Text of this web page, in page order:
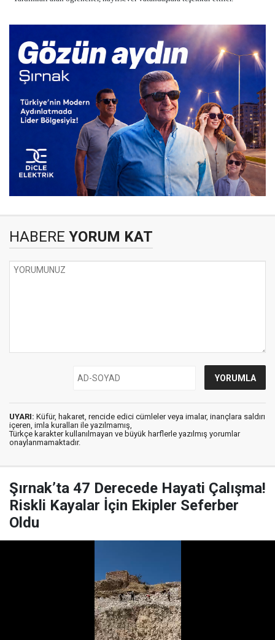
HABERE YORUM KAT
UYARI: Küfür, hakaret, rencide edici cümleler veya imalar, inançlara saldırı
içeren, imla kuralları ile yazılmamış,
Türkçe karakter kullanılmayan ve büyük harflerle yazılmış yorumlar
onaylanmamaktadır.
Şırnak’ta 47 Derecede Hayati Çalışma!
Riskli Kayalar İçin Ekipler Seferber
Oldu